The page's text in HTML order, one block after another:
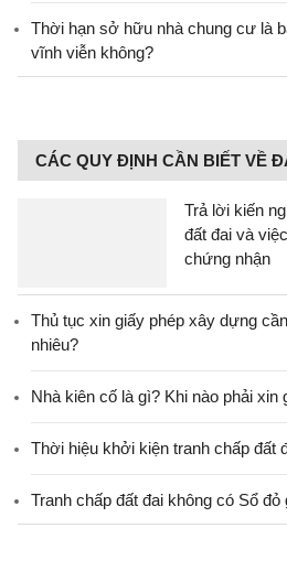
Thời hạn sở hữu nhà chung cư là
vĩnh viễn không?
CÁC QUY ĐỊNH CẦN BIẾT VỀ
Trả lời kiến
đất đai và
chứng nhận
Thủ tục xin giấy phép xây dựng
nhiêu?
Nhà kiên cố là gì? Khi nào phải xin
Thời hiệu khởi kiện tranh chấp đất
Tranh chấp đất đai không có Sổ đỏ